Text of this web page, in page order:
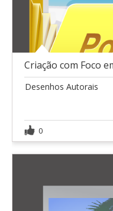
Desenhos Autorais
0